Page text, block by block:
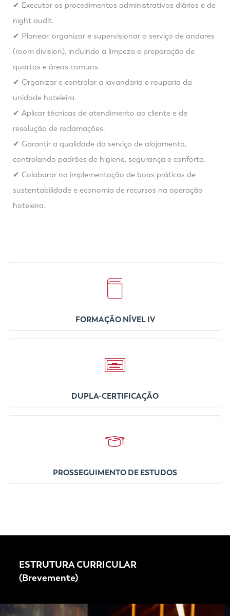
✔ Executar os procedimentos administrativos diários e de
night audit.
✔ Planear, organizar e supervisionar o serviço de andares
(room division), incluindo a limpeza e preparação de
quartos e áreas comuns.
✔ Organizar e controlar a lavandaria e rouparia da
unidade hoteleira.
✔ Aplicar técnicas de atendimento ao cliente e de
resolução de reclamações.
✔ Garantir a qualidade do serviço de alojamento,
controlando padrões de higiene, segurança e conforto.
✔ Colaborar na implementação de boas práticas de
sustentabilidade e economia de recursos na operação
hoteleira.
FORMAÇÃO NÍVEL IV
DUPLA-CERTIFICAÇÃO
PROSSEGUIMENTO DE ESTUDOS
ESTRUTURA CURRICULAR
(Brevemente)